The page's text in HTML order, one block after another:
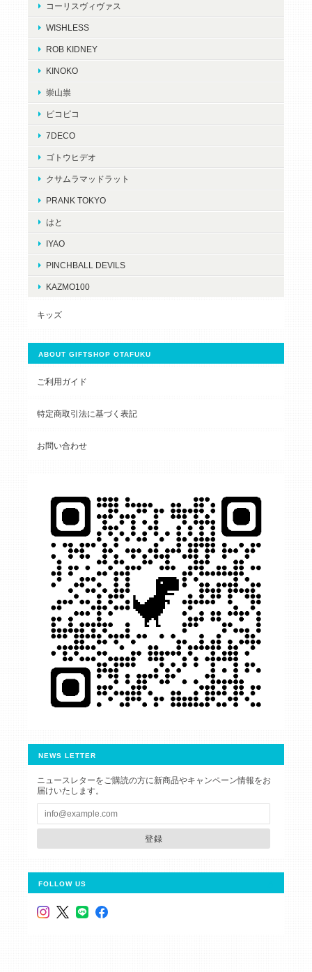
コーリスヴィヴァス
WISHLESS
ROB KIDNEY
KINOKO
崇山祟
ピコピコ
7DECO
ゴトウヒデオ
クサムラマッドラット
PRANK TOKYO
はと
IYAO
PINCHBALL DEVILS
KAZMO100
キッズ
ABOUT GIFTSHOP OTAFUKU
ご利用ガイド
特定商取引法に基づく表記
お問い合わせ
NEWS LETTER
ニュースレターをご購読の方に新商品やキャンペーン情報をお
届けいたします。
登録
FOLLOW US